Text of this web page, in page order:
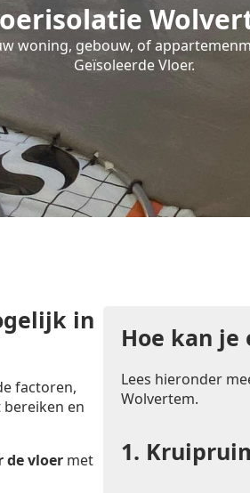
woning, gebouw, of
Geïsoleerde Vloer.
in
factoren,
en
de vloer met
Hoe kan je
Lees hieronder
Wolvertem.
1.